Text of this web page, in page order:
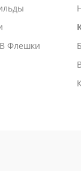
Флешки